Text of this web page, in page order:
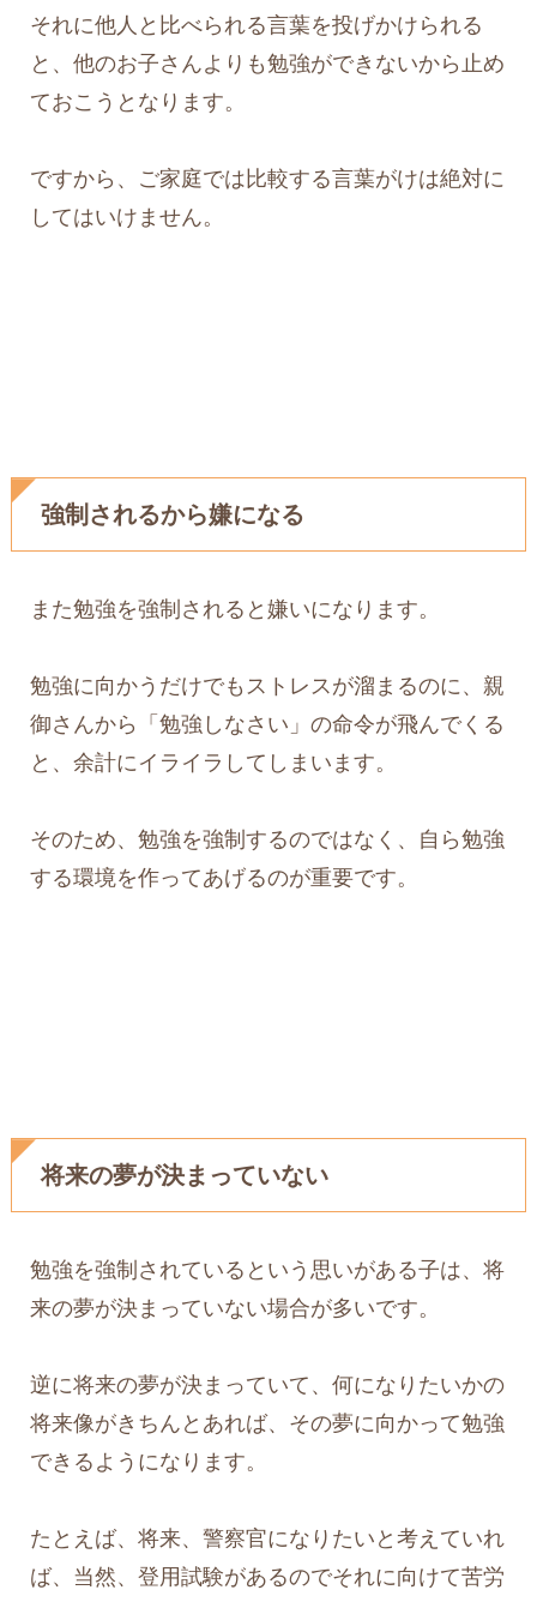
それに他人と比べられる言葉を投げかけられる
と、他のお子さんよりも勉強ができないから止め
ておこうとなります。
ですから、ご家庭では比較する言葉がけは絶対に
してはいけません。
強制されるから嫌になる
また勉強を強制されると嫌いになります。
勉強に向かうだけでもストレスが溜まるのに、親
御さんから「勉強しなさい」の命令が飛んでくる
と、余計にイライラしてしまいます。
そのため、勉強を強制するのではなく、自ら勉強
する環境を作ってあげるのが重要です。
将来の夢が決まっていない
勉強を強制されているという思いがある子は、将
来の夢が決まっていない場合が多いです。
逆に将来の夢が決まっていて、何になりたいかの
将来像がきちんとあれば、その夢に向かって勉強
できるようになります。
たとえば、将来、警察官になりたいと考えていれ
ば、当然、登用試験があるのでそれに向けて苦労